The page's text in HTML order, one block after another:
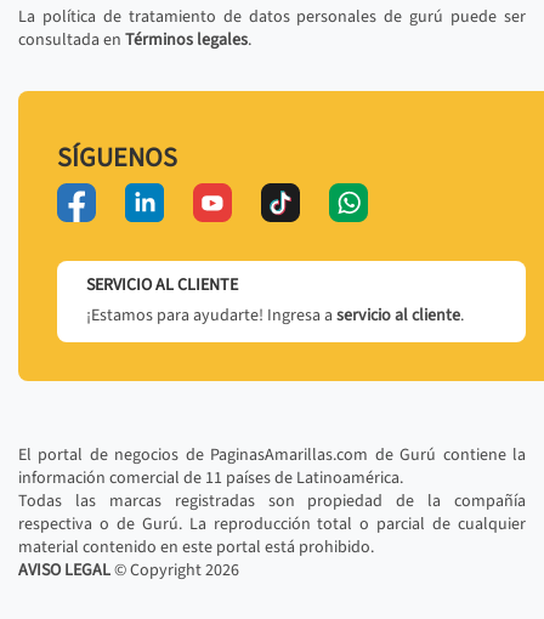
La política de tratamiento de datos personales de gurú puede ser
consultada en Términos legales.
SÍGUENOS
SERVICIO AL CLIENTE
¡Estamos para ayudarte! Ingresa a servicio al cliente.
El portal de negocios de PaginasAmarillas.com de Gurú contiene la
información comercial de 11 países de Latinoamérica.
Todas las marcas registradas son propiedad de la compañía
respectiva o de Gurú. La reproducción total o parcial de cualquier
material contenido en este portal está prohibido.
AVISO LEGAL© Copyright2026